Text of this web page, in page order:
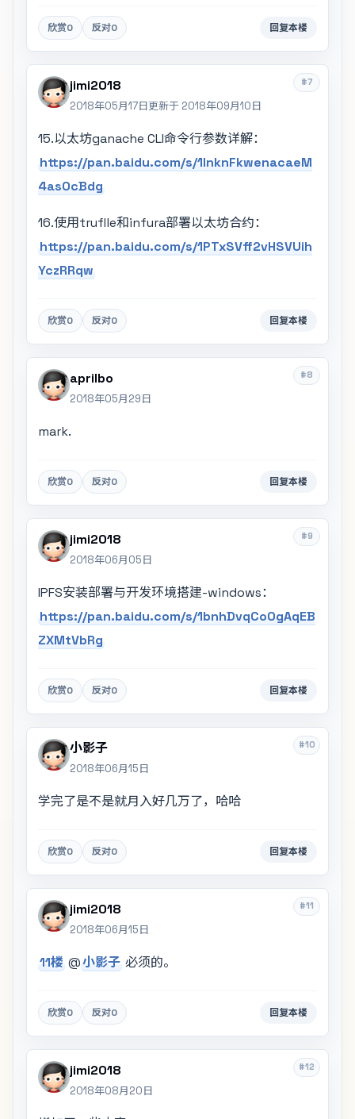
欣赏0 反对0 回复本楼
#7
jimi2018
2018年05月17日更新于 2018年09月10日
15.以太坊ganache CLI命令行参数详解：
https://pan.baidu.com/s/1lnknFkwenacaeM
4asOcBdg
16.使用truflle和infura部署以太坊合约：
https://pan.baidu.com/s/1PTxSVff2vHSVUih
YczRRqw
欣赏0 反对0 回复本楼
#8
aprilbo
2018年05月29日
mark.
欣赏0 反对0 回复本楼
#9
jimi2018
2018年06月05日
IPFS安装部署与开发环境搭建-windows：
https://pan.baidu.com/s/1bnhDvqCoOgAqEB
ZXMtVbRg
欣赏0 反对0 回复本楼
#10
小影子
2018年06月15日
学完了是不是就月入好几万了，哈哈
欣赏0 反对0 回复本楼
#11
jimi2018
2018年06月15日
11楼 @小影子 必须的。
欣赏0 反对0 回复本楼
#12
jimi2018
2018年08月20日